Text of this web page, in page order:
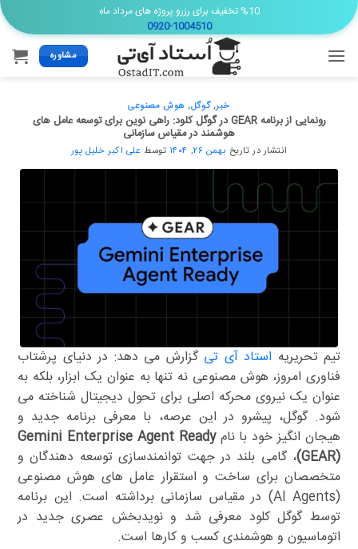
Skip
to
content
%10 تخفیف برای رزرو پروژه های مرداد ماه
0920-1004510
مشاوره
خبر,گوگل, هوش مصنوعی
رونمایی از برنامه GEAR در گوگل کلود: راهی نوین برای توسعه عامل های
هوشمند در مقیاس سازمانی
انتشار در تاریخ بهمن ۲۶, ۱۴۰۴ توسط علی اکبر خلیل پور
تیم تحریریه استاد آی تی گزارش می دهد: در دنیای پرشتاب
فناوری امروز، هوش مصنوعی نه تنها به عنوان یک ابزار، بلکه به
عنوان یک نیروی محرکه اصلی برای تحول دیجیتال شناخته می
شود. گوگل، پیشرو در این عرصه، با معرفی برنامه جدید و
هیجان انگیز خود با نامGemini Enterprise Agent Ready
(GEAR)، گامی بلند در جهت توانمندسازی توسعه دهندگان و
متخصصان برای ساخت و استقرار عامل های هوش مصنوعی
(AI Agents) در مقیاس سازمانی برداشته است. این برنامه
توسط گوگل کلود معرفی شد و نویدبخش عصری جدید در
اتوماسیون و هوشمندی کسب و کارها است.